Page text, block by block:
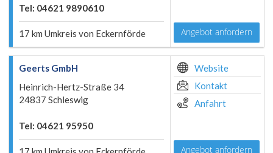
Tel: 04621 9890610
17 km Umkreis von Eckernförde Angebot anfordern
Geerts GmbH
Heinrich-Hertz-Straße 34
24837 Schleswig
Tel: 04621 95950
Website
Kontakt
Anfahrt
Angebot anfordern